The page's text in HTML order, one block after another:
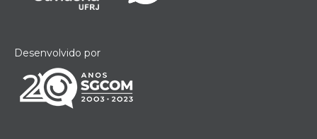
Desenvolvido por